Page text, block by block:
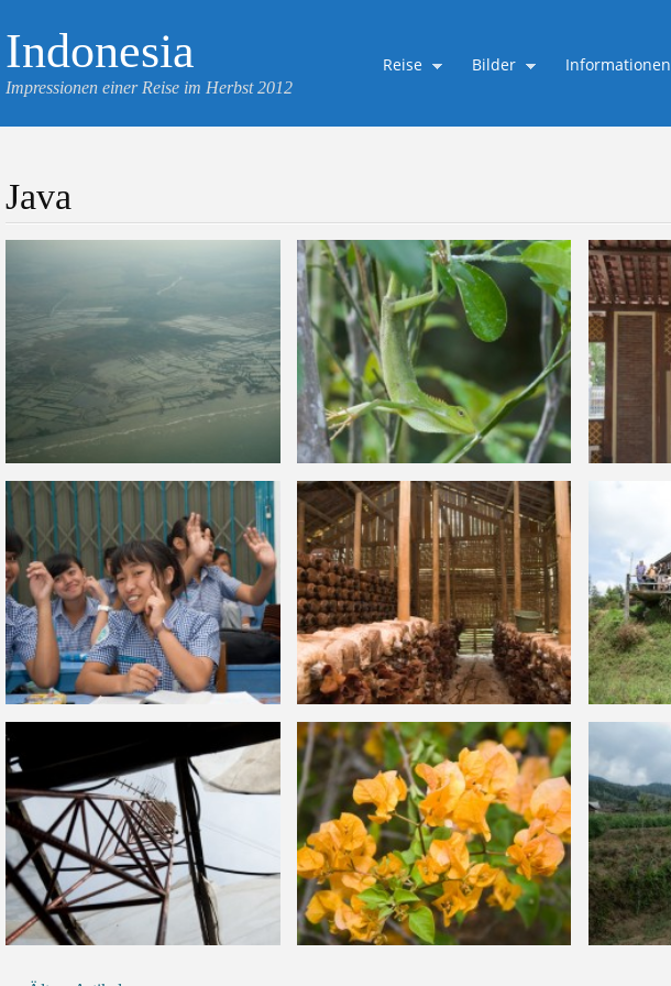
Indonesia
Impressionen einer Reise im Herbst 2012
Reise Bilder Informationen
Java